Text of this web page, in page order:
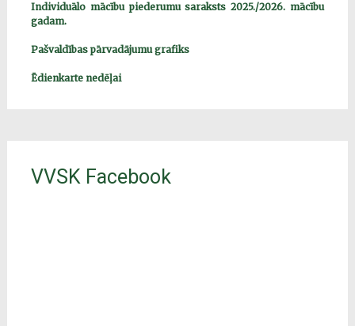
Individuālo mācību piederumu saraksts 2025./2026. mācību
gadam.
Pašvaldības pārvadājumu grafiks
Ēdienkarte nedēļai
VVSK Facebook